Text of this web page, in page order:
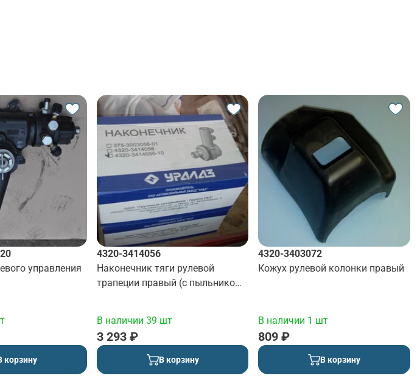
управления
корзину
4320-3414056
Наконечник тяги рулевой
трапеции правый (с пыльником,
В наличии 39 шт
3 293 ₽
В корзину
4320-3403072
Кожух рулевой колонки правый
В наличии 1 шт
809 ₽
В корзину